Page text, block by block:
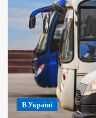
у
чому
різниця
і
коли
переходити
на
дорослу
модель?
В Україні